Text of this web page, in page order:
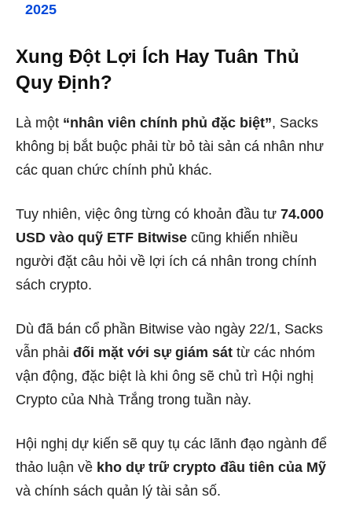
2025
Xung Đột Lợi Ích Hay Tuân Thủ
Quy Định?
Là một “nhân viên chính phủ đặc biệt”, Sacks
không bị bắt buộc phải từ bỏ tài sản cá nhân như
các quan chức chính phủ khác.
Tuy nhiên, việc ông từng có khoản đầu tư 74.000
USD vào quỹ ETF Bitwise cũng khiến nhiều
người đặt câu hỏi về lợi ích cá nhân trong chính
sách crypto.
Dù đã bán cổ phần Bitwise vào ngày 22/1, Sacks
vẫn phải đối mặt với sự giám sát từ các nhóm
vận động, đặc biệt là khi ông sẽ chủ trì Hội nghị
Crypto của Nhà Trắng trong tuần này.
Hội nghị dự kiến sẽ quy tụ các lãnh đạo ngành để
thảo luận về kho dự trữ crypto đầu tiên của Mỹ
và chính sách quản lý tài sản số.